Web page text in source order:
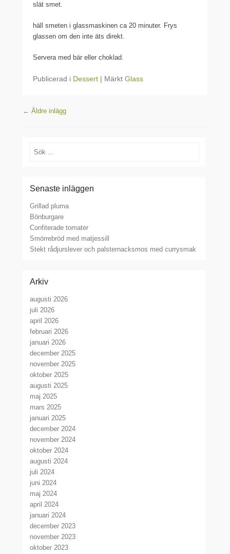
slät smet.
häll smeten i glassmaskinen ca 20 minuter. Frys
glassen om den inte äts direkt.
Servera med bär eller choklad.
Publicerad i Dessert | Märkt Glass
Inläggsnavigering
← Äldre inlägg
Sök
Senaste inläggen
Grillad pluma
Bönburgare
Confiterade tomater
Smörrebröd med matjessill
Stekt rådjurslever och palsternacksmos med currysmak
Arkiv
augusti 2026
juli 2026
april 2026
februari 2026
januari 2026
december 2025
november 2025
oktober 2025
augusti 2025
maj 2025
mars 2025
januari 2025
december 2024
november 2024
oktober 2024
augusti 2024
juli 2024
juni 2024
maj 2024
april 2024
januari 2024
december 2023
november 2023
oktober 2023